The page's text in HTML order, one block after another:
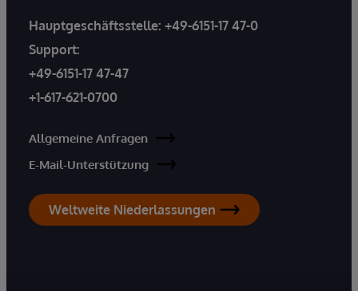
Hauptgeschäftsstelle: +49-6151-17 47-0
Support:
+49-6151-17 47-47
+1-617-621-0700
Allgemeine Anfragen
E-Mail-Unterstützung
Weltweite Niederlassungen